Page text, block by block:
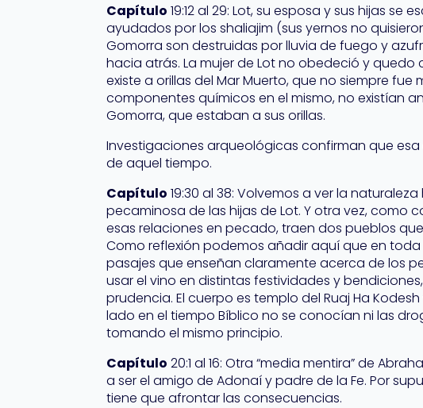
Capítulo 19:12 al 29: Lot, su esposa y sus hijas se
ayudados por los shaliajim (sus yernos no
Gomorra son destruidas por lluvia de fuego y
hacia atrás. La mujer de Lot no obedeció y
existe a orillas del Mar Muerto, que no siempre fue
componentes químicos en el mismo, no existían
Gomorra, que estaban a sus orillas.
Investigaciones arqueológicas confirman que
de aquel tiempo.
Capítulo 19:30 al 38: Volvemos a ver la
pecaminosa de las hijas de Lot. Y otra vez, como
esas relaciones en pecado, traen dos pueblos
Como reflexión podemos añadir aquí que en toda
pasajes que enseñan claramente acerca de los
usar el vino en distintas festividades y
prudencia. El cuerpo es templo del Ruaj Ha
lado en el tiempo Bíblico no se conocían ni las
tomando el mismo principio.
Capítulo 20:1 al 16: Otra “media mentira” de
a ser el amigo de Adonaí y padre de la Fe. Por
tiene que afrontar las consecuencias.